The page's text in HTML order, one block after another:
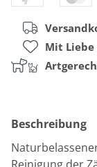
Mit
Beschreibung
Reinigung der